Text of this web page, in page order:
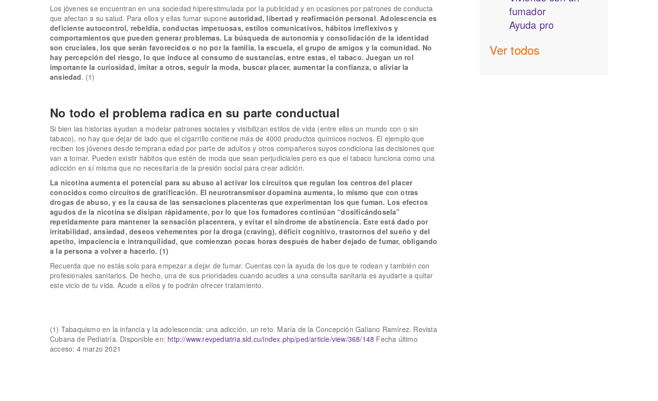
Los jóvenes se encuentran en una sociedad hiperestimulada por la publicidad y en ocasiones por patrones de conducta
que afectan a su salud. Para ellos y ellas fumar suponeautoridad, libertad y reafirmación personal. Adolescencia es
deficiente autocontrol, rebeldía, conductas impetuosas, estilos comunicativos, hábitos irreflexivos y
comportamientos que pueden generar problemas. La búsqueda de autonomía y consolidación de la identidad
son cruciales, los que serán favorecidos o no por la familia, la escuela, el grupo de amigos y la comunidad. No
hay percepción del riesgo, lo que induce al consumo de sustancias, entre estas, el tabaco. Juegan un rol
importante la curiosidad, imitar a otros, seguir la moda, buscar placer, aumentar la confianza, o aliviar la
ansiedad. (1)
No todo el problema radica en su parte conductual
Si bien las historias ayudan a modelar patrones sociales y visibilizan estilos de vida (entre ellos un mundo con o sin
tabaco), no hay que dejar de lado que el cigarrillo contiene más de 4000 productos químicos nocivos. El ejemplo que
reciben los jóvenes desde temprana edad por parte de adultos y otros compañeros suyos condiciona las decisiones que
van a tomar. Pueden existir hábitos que estén de moda que sean perjudiciales pero es que el tabaco funciona como una
adicción en sí misma que no necesitaría de la presión social para crear adición.
La nicotina aumenta el potencial para su abuso al activar los circuitos que regulan los centros del placer
conocidos como circuitos de gratificación. El neurotransmisor dopamina aumenta, lo mismo que con otras
drogas de abuso, y es la causa de las sensaciones placenteras que experimentan los que fuman. Los efectos
agudos de la nicotina se disipan rápidamente, por lo que los fumadores continúan “dosificándosela”
repetidamente para mantener la sensación placentera, y evitar el síndrome de abstinencia. Este está dado por
irritabilidad, ansiedad, deseos vehementes por la droga (craving), déficit cognitivo, trastornos del sueño y del
apetito, impaciencia e intranquilidad, que comienzan pocas horas después de haber dejado de fumar, obligando
a la persona a volver a hacerlo. (1)
Recuerda que no estás solo para empezar a dejar de fumar. Cuentas con la ayuda de los que te rodean y también con
profesionales sanitarios. De hecho, una de sus prioridades cuando acudes a una consulta sanitaria es ayudarte a quitar
este vicio de tu vida. Acude a ellos y te podrán ofrecer tratamiento.
(1) Tabaquismo en la infancia y la adolescencia: una adicción, un reto. María de la Concepción Galiano Ramírez. Revista
Cubana de Pediatría. Disponible en: http://www.revpediatria.sld.cu/index.php/ped/article/view/368/148 Fecha último
acceso: 4 marzo 2021
fumador
Ayuda pro
Ver todos